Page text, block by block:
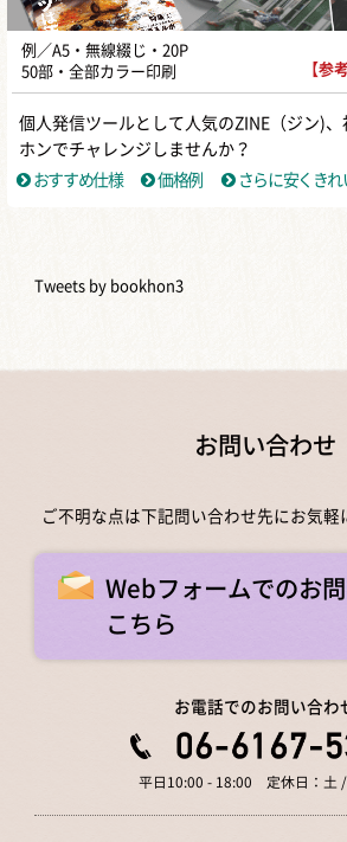
例／A5・無線綴じ・20P
50部・全部カラー印刷
【参
個人発信ツールとして人気のZINE（ジン)
ホンでチャレンジしませんか？
おすすめ仕様
価格例 さらに安くきれ
Tweets by bookhon3
お問い合わせ
ご不明な点は下記問い合わせ先にお気軽
Webフォームでのお
こちら
お電話でのお問い合わ
平日10:00 - 18:00 定休日：土 /